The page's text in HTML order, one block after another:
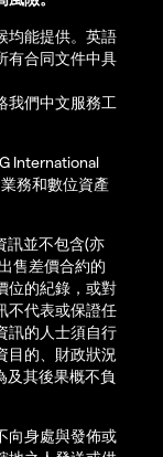
均能提供。英語
有合同文件中具
我們中文服務工
International
務和數位資產
訊並不包含(亦
售差價合約的
位的紀錄，或對
不代表或保證任
訊的人士須自行
目的、財政狀況
及其後果概不負
向身處與發佈或